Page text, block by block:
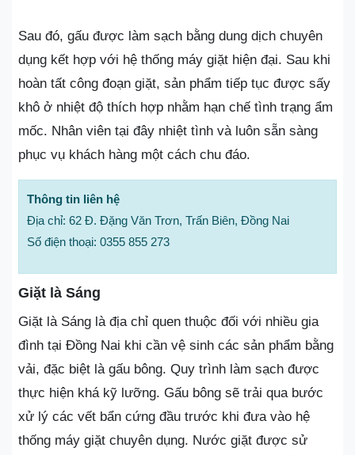
Sau đó, gấu được làm sạch bằng dung dịch chuyên
dụng kết hợp với hệ thống máy giặt hiện đại. Sau khi
hoàn tất công đoạn giặt, sản phẩm tiếp tục được sấy
khô ở nhiệt độ thích hợp nhằm hạn chế tình trạng ẩm
mốc. Nhân viên tại đây nhiệt tình và luôn sẵn sàng
phục vụ khách hàng một cách chu đáo.
Thông tin liên hệ
Địa chỉ: 62 Đ. Đặng Văn Trơn, Trấn Biên, Đồng Nai
Số điện thoại: 0355 855 273
Giặt là Sáng
Giặt là Sáng là địa chỉ quen thuộc đối với nhiều gia
đình tại Đồng Nai khi cần vệ sinh các sản phẩm bằng
vải, đặc biệt là gấu bông. Quy trình làm sạch được
thực hiện khá kỹ lưỡng. Gấu bông sẽ trải qua bước
xử lý các vết bẩn cứng đầu trước khi đưa vào hệ
thống máy giặt chuyên dụng. Nước giặt được sử